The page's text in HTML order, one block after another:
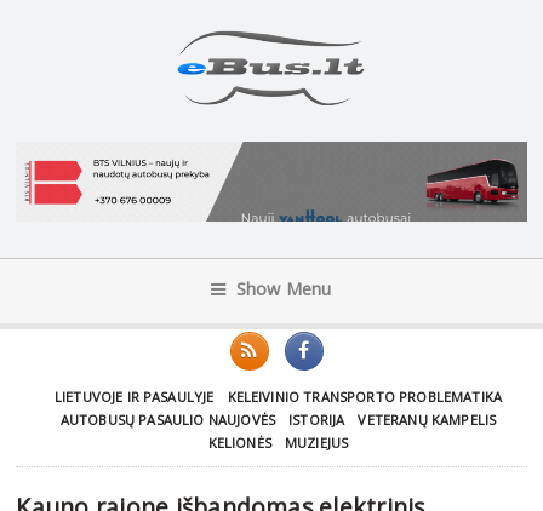
Show Menu
LIETUVOJE IR PASAULYJE
KELEIVINIO TRANSPORTO PROBLEMATIKA
AUTOBUSŲ PASAULIO NAUJOVĖS
ISTORIJA
VETERANŲ KAMPELIS
KELIONĖS
MUZIEJUS